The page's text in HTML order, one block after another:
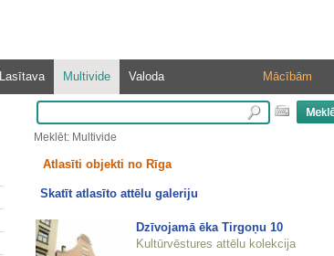
Lasītava Multivide Valoda Mācībām
Meklēt: Multivide
Atlasīti objekti no Rīga
Skatīt atlasīto attēlu galeriju
Dzīvojamā ēka Tirgoņu 10
Kultūrvēstures attēlu kolekcija